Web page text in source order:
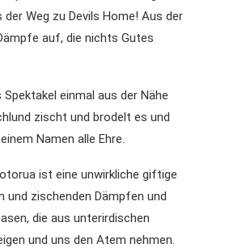
Weg zu Devils Home! Aus der
auf, die nichts Gutes
einmal aus der Nähe
zischt und brodelt es und
Namen alle Ehre.
ist eine unwirkliche giftige
und zischenden Dämpfen und
die aus unterirdischen
und uns den Atem nehmen.